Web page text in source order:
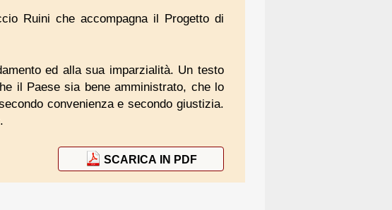
Ruini che accompagna il Progetto di
ed alla sua imparzialità. Un testo
il Paese sia bene amministrato, che lo
convenienza e secondo giustizia.
SCARICA IN PDF